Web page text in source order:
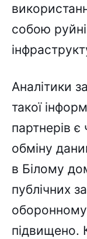
собою
Аналітики
такої
партнерів є
обміну
в Білому
публічних
оборонному
підвищено.